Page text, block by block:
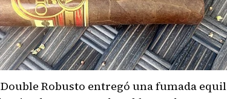
Double Robusto entregó una fumada